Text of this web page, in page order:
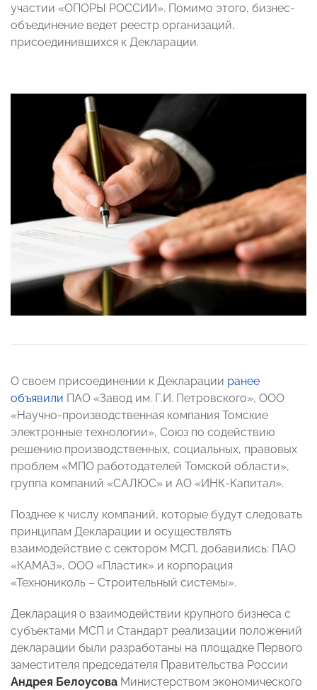
участии «ОПОРЫ РОССИИ». Помимо этого, бизнес-
объединение ведет реестр организаций,
присоединившихся к Декларации.
О своем присоединении к Декларации ранее
объявили ПАО «Завод им. Г.И. Петровского», ООО
«Научно-производственная компания Томские
электронные технологии», Союз по содействию
решению производственных, социальных, правовых
проблем «МПО работодателей Томской области»,
группа компаний «САЛЮС» и АО «ИНК-Капитал».
Позднее к числу компаний, которые будут следовать
принципам Декларации и осуществлять
взаимодействие с сектором МСП, добавились: ПАО
«КАМАЗ», ООО «Пластик» и корпорация
«Технониколь – Строительный системы».
Декларация о взаимодействии крупного бизнеса с
субъектами МСП и Стандарт реализации положений
декларации были разработаны на площадке Первого
заместителя председателя Правительства России
Андрея Белоусова Министерством экономического